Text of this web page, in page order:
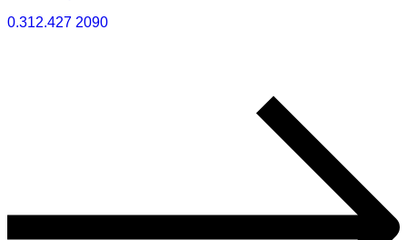
0.312.427 2090